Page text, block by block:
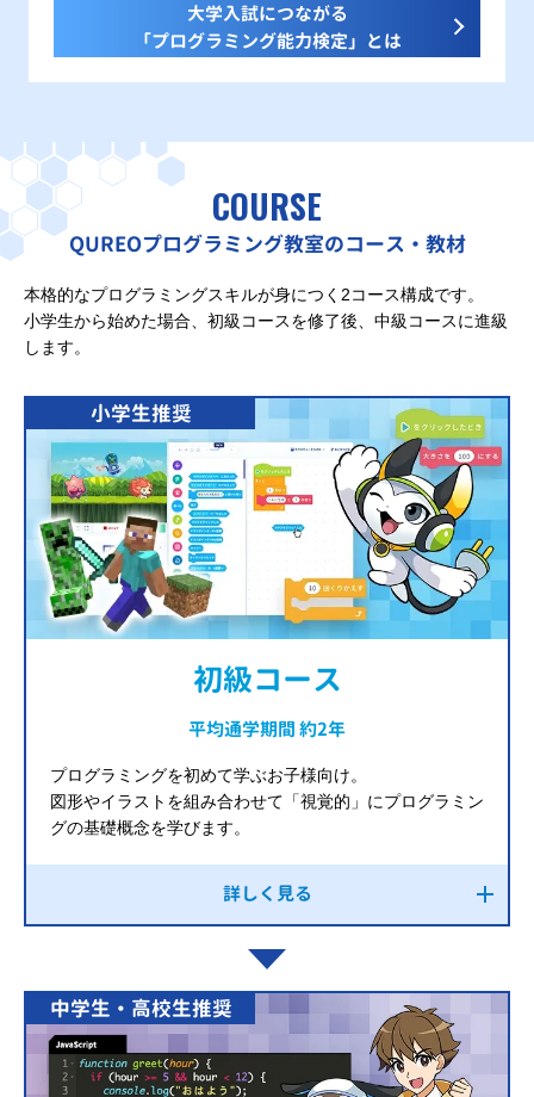
大学入試につながる
「プログラミング能力検定」とは
COURSE
QUREOプログラミング教室のコース・教材
本格的なプログラミングスキルが身につく2コース構成です。
小学生から始めた場合、初級コースを修了後、中級コースに進級
します。
小学生推奨
初級コース
平均通学期間 約2年
プログラミングを初めて学ぶお子様向け。
図形やイラストを組み合わせて「視覚的」にプログラミン
グの基礎概念を学びます。
詳しく見る
中学生・高校生推奨